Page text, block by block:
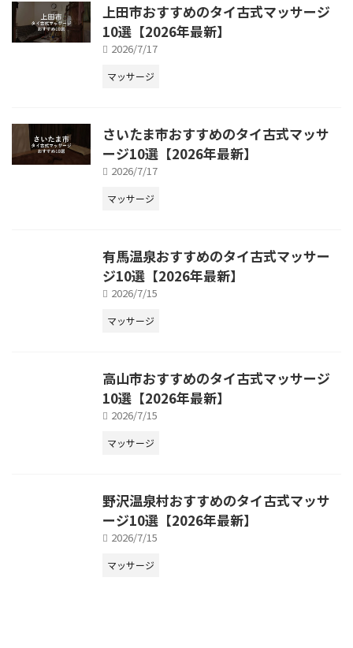
上田市おすすめのタイ古式マッサージ
10選【2026年最新】
2026/7/17
マッサージ
さいたま市おすすめのタイ古式マッサ
ージ10選【2026年最新】
2026/7/17
マッサージ
有馬温泉おすすめのタイ古式マッサー
ジ10選【2026年最新】
2026/7/15
マッサージ
高山市おすすめのタイ古式マッサージ
10選【2026年最新】
2026/7/15
マッサージ
野沢温泉村おすすめのタイ古式マッサ
ージ10選【2026年最新】
2026/7/15
マッサージ